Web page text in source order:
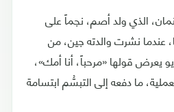
الذي ولد أصم، نجماً على
عندما نشرت والدته جين، من
يعرض قولها «مرحباً، أنا أمك»،
ما دفعه إلى التبسُّم ابتسامة